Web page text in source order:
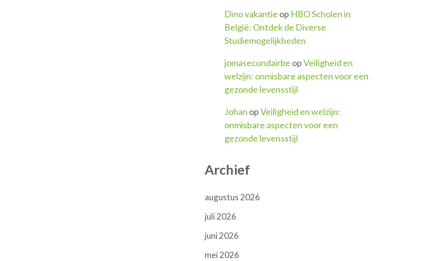
Dino vakantie op HBO Scholen in
België: Ontdek de Diverse
Studiemogelijkheden
jomasecundairbe opVeiligheid en
welzijn: onmisbare aspecten voor een
gezonde levensstijl
Johan opVeiligheid en welzijn:
onmisbare aspecten voor een
gezonde levensstijl
Archief
augustus 2026
juli 2026
juni 2026
mei 2026